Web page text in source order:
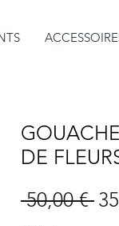
DE
50,00 €